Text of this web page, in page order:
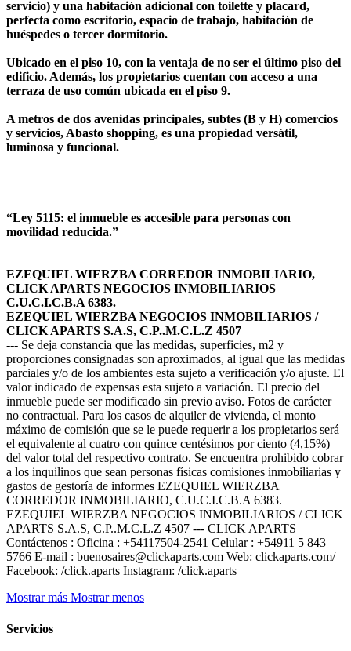
servicio) y una habitación adicional con toilette y placard,
perfecta como escritorio, espacio de trabajo, habitación de
huéspedes o tercer dormitorio.
Ubicado en el piso 10, con la ventaja de no ser el último piso del
edificio. Además, los propietarios cuentan con acceso a una
terraza de uso común ubicada en el piso 9.
A metros de dos avenidas principales, subtes (B y H) comercios
y servicios, Abasto shopping, es una propiedad versátil,
luminosa y funcional.
“Ley 5115: el inmueble es accesible para personas con
movilidad reducida.”
EZEQUIEL WIERZBA CORREDOR INMOBILIARIO,
CLICK APARTS NEGOCIOS INMOBILIARIOS
C.U.C.I.C.B.A 6383.
EZEQUIEL WIERZBA NEGOCIOS INMOBILIARIOS /
CLICK APARTS S.A.S, C.P..M.C.L.Z 4507
--- Se deja constancia que las medidas, superficies, m2 y
proporciones consignadas son aproximados, al igual que las medidas
parciales y/o de los ambientes esta sujeto a verificación y/o ajuste. El
valor indicado de expensas esta sujeto a variación. El precio del
inmueble puede ser modificado sin previo aviso. Fotos de carácter
no contractual. Para los casos de alquiler de vivienda, el monto
máximo de comisión que se le puede requerir a los propietarios será
el equivalente al cuatro con quince centésimos por ciento (4,15%)
del valor total del respectivo contrato. Se encuentra prohibido cobrar
a los inquilinos que sean personas físicas comisiones inmobiliarias y
gastos de gestoría de informes EZEQUIEL WIERZBA
CORREDOR INMOBILIARIO, C.U.C.I.C.B.A 6383.
EZEQUIEL WIERZBA NEGOCIOS INMOBILIARIOS / CLICK
APARTS S.A.S, C.P..M.C.L.Z 4507 --- CLICK APARTS
Contáctenos : Oficina : +54117504-2541 Celular : +54911 5 843
5766 E-mail : buenosaires@clickaparts.com Web: clickaparts.com/
Facebook: /click.aparts Instagram: /click.aparts
Mostrar más Mostrar menos
Servicios